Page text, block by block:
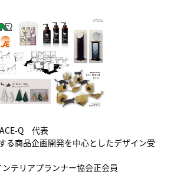
Q 代表
る商品企画開発を中心としたデザイン受
ンテリアプランナー協会正会員